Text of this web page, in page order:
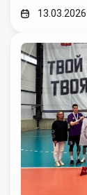
13.03.2026